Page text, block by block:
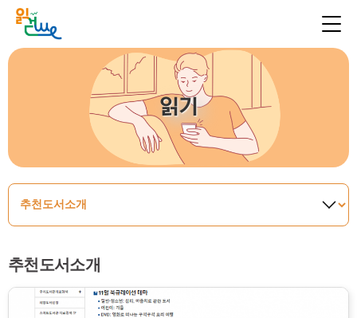
읽기
추천도서소개